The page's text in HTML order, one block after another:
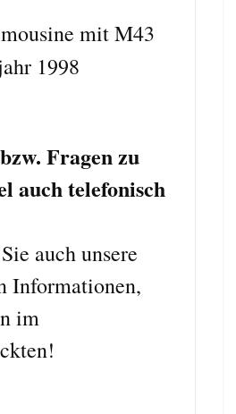
mit M43
1998
Fragen zu
auch telefonisch
auch unsere
Informationen,
im